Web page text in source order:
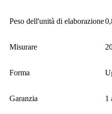
Peso dell'unità di elaborazione
Misurare
Forma
Garanzia 1